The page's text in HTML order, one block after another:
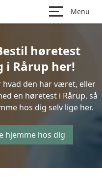
Menu
høretest
i Rårup her!
hvad den har været, eller
en høretest i Rårup, så
hos dig selv lige her.
hjemme hos dig